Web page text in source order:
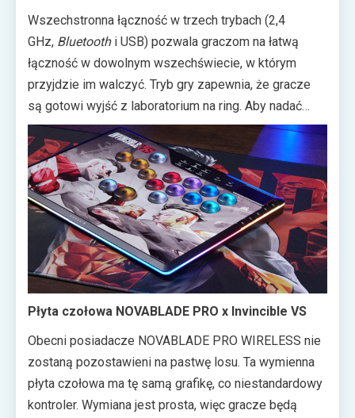
CORSAIR MGX Hyperdrive z efektem Halla, które
maksymalizują czas reakcji, dzięki czemu gracze
mogą łatwiej łączyć asysty lub wykonywać
satysfakcjonujące, opóźnione hiperkombinacje. Te
niezawodne przełączniki są wspierane przez
resetowanie klawiszy, zapewniając przewagę w
każdej sytuacji, w której trzeba ponownie nacisnąć
klawisze. Obsługa SOCD FlashTap pozwala graczom
dostosować sposób obsługi przekazywania sygnału
SOCD, ponieważ czysty sygnał jest ważny, gdy los
wszechświata wisi na włosku.
Wszechstronna łączność w trzech trybach (2,4
GHz, Bluetooth i USB) pozwala graczom na łatwą
łączność w dowolnym wszechświecie, w którym
przyjdzie im walczyć. Tryb gry zapewnia, że gracze
są gotowi wyjść z laboratorium na ring. Aby nadać
odpowiedni nastrój wszystkim nadchodzącym
bitwom, płyta czołowa na uderzającą, inspirowaną grą
grafikę przedstawiającą Omni-Mana i Invincible’a
zamkniętych w potyczce z supermocami.
Płyta czołowa NOVABLADE PRO x Invincible VS
Obecni posiadacze NOVABLADE PRO WIRELESS nie
zostaną pozostawieni na pastwę losu. Ta wymienna
płyta czołowa ma tę samą grafikę, co niestandardowy
kontroler. Wymiana jest prosta, więc gracze będą